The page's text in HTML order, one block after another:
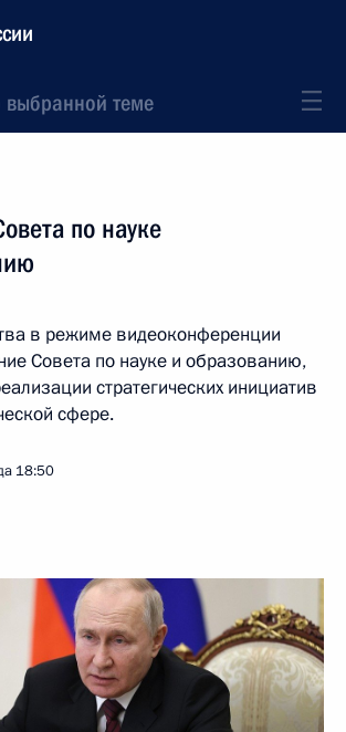
теме
по науке
в режиме видеоконференции
Совета по науке и образованию,
стратегических инициатив
сфере.
18:50